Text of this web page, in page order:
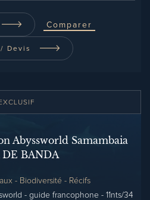
Comparer
Devis
Abyssworld Samambaia
BANDA
- Biodiversité - Récifs
- guide francophone - 11nts/34